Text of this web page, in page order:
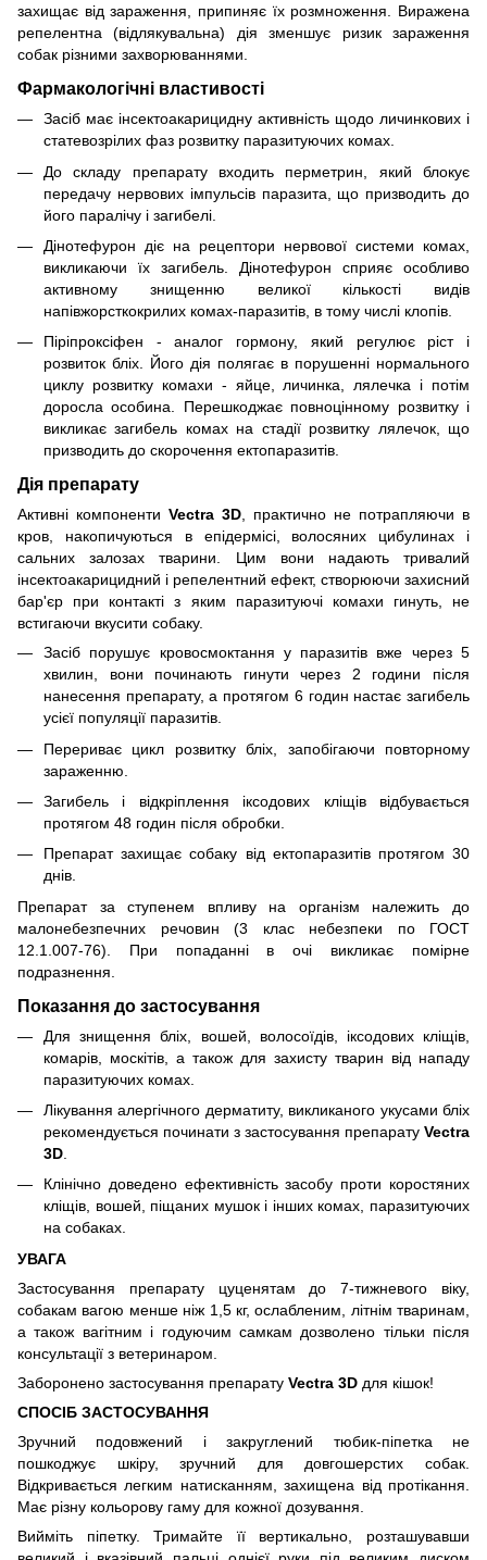
захищає від зараження, припиняє їх розмноження. Виражена
репелентна (відлякувальна) дія зменшує ризик зараження
собак різними захворюваннями.
Фармакологічні властивості
Засіб має інсектоакарицидну активність щодо личинкових і
статевозрілих фаз розвитку паразитуючих комах.
До складу препарату входить перметрин, який блокує
передачу нервових імпульсів паразита, що призводить до
його паралічу і загибелі.
Дінотефурон діє на рецептори нервової системи комах,
викликаючи їх загибель. Дінотефурон сприяє особливо
активному знищенню великої кількості видів
напівжорсткокрилих комах-паразитів, в тому числі клопів.
Піріпроксіфен - аналог гормону, який регулює ріст і
розвиток бліх. Його дія полягає в порушенні нормального
циклу розвитку комахи - яйце, личинка, лялечка і потім
доросла особина. Перешкоджає повноцінному розвитку і
викликає загибель комах на стадії розвитку лялечок, що
призводить до скорочення ектопаразитів.
Дія препарату
Активні компоненти Vectra 3D , практично не потрапляючи в
кров, накопичуються в епідермісі, волосяних цибулинах і
сальних залозах тварини. Цим вони надають тривалий
інсектоакарицидний і репелентний ефект, створюючи захисний
бар'єр при контакті з яким паразитуючі комахи гинуть, не
встигаючи вкусити собаку.
Засіб порушує кровосмоктання у паразитів вже через 5
хвилин, вони починають гинути через 2 години після
нанесення препарату, а протягом 6 годин настає загибель
усієї популяції паразитів.
Перериває цикл розвитку бліх, запобігаючи повторному
зараженню.
Загибель і відкріплення іксодових кліщів відбувається
протягом 48 годин після обробки.
Препарат захищає собаку від ектопаразитів протягом 30
днів.
Препарат за ступенем впливу на організм належить до
малонебезпечних речовин (3 клас небезпеки по ГОСТ
12.1.007-76). При попаданні в очі викликає помірне
подразнення.
Показання до застосування
Для знищення бліх, вошей, волосоїдів, іксодових кліщів,
комарів, москітів, а також для захисту тварин від нападу
паразитуючих комах.
Лікування алергічного дерматиту, викликаного укусами бліх
рекомендується починати з застосування препарату Vectra
3D
Клінічно доведено ефективність засобу проти коростяних
кліщів, вошей, піщаних мушок і інших комах, паразитуючих
на собаках.
УВАГА
Застосування препарату цуценятам до 7-тижневого віку,
собакам вагою менше ніж 1,5 кг, ослабленим, літнім тваринам,
а також вагітним і годуючим самкам дозволено тільки після
консультації з ветеринаром.
Заборонено застосування препарату Vectra 3D для кішок!
СПОСІБ ЗАСТОСУВАННЯ
Зручний подовжений і закруглений тюбик-піпетка не
пошкоджує шкіру, зручний для довгошерстих собак.
Відкривається легким натисканням, захищена від протікання.
Має різну кольорову гаму для кожної дозування.
Вийміть піпетку. Тримайте її вертикально, розташувавши